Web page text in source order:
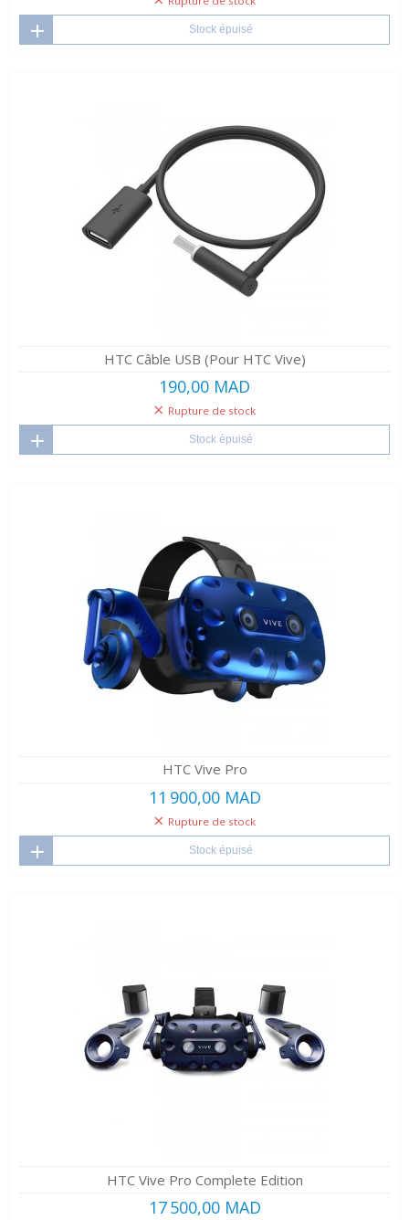
Stock épuisé
HTC Câble USB (Pour HTC Vive)
190,00 MAD
Rupture de stock
Stock épuisé
HTC Vive Pro
11 900,00 MAD
Rupture de stock
Stock épuisé
HTC Vive Pro Complete Edition
17 500,00 MAD